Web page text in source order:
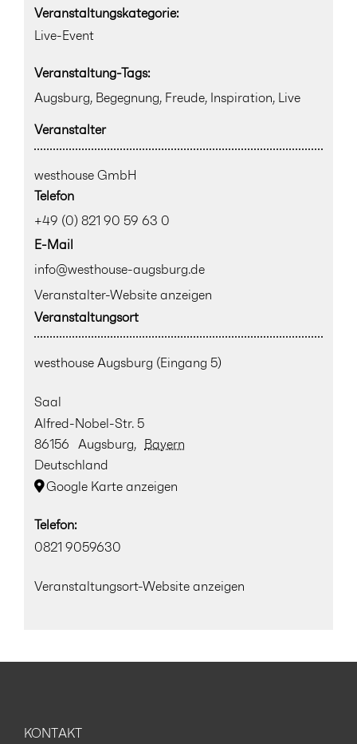
Veranstaltungskategorie:
Live-Event
Veranstaltung-Tags:
Augsburg, Begegnung, Freude, Inspiration, Live
Veranstaltungsort
westhouse Augsburg (Eingang 5)
Saal
Alfred-Nobel-Str. 5
86156
Augsburg,
Bayern
Deutschland
Google Karte anzeigen
Telefon:
0821 9059630
Veranstaltungsort-Website anzeigen
Veranstalter
westhouse GmbH
Telefon
+49 (0) 821 90 59 63 0
E-Mail
info@westhouse-augsburg.de
Veranstalter-Website anzeigen
KONTAKT